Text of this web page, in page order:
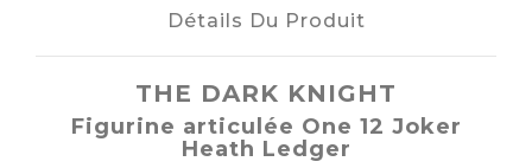
Détails Du Produit
THE DARK KNIGHT
Figurine articulée One 12 Joker
Heath Ledger